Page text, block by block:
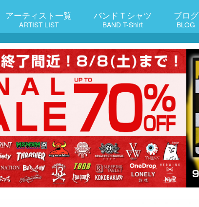
アーティスト一覧
ARTIST LIST
バンドＴシャツ
BAND T-Shirt
ブログ
BLOG